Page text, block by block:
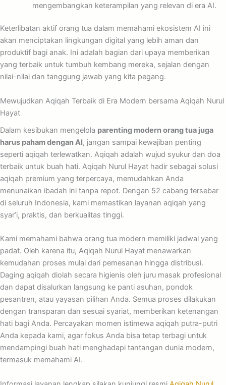
mengembangkan keterampilan yang relevan di era AI.
Keterlibatan aktif orang tua dalam memahami ekosistem AI ini
akan menciptakan lingkungan digital yang lebih aman dan
produktif bagi anak. Ini adalah bagian dari upaya memberikan
yang terbaik untuk tumbuh kembang mereka, sejalan dengan
nilai-nilai dan tanggung jawab yang kita pegang.
Mewujudkan Aqiqah Terbaik di Era Modern bersama Aqiqah Nurul
Hayat
Dalam kesibukan mengelola parenting modern orang tua juga
harus paham dengan AI, jangan sampai kewajiban penting
seperti aqiqah terlewatkan. Aqiqah adalah wujud syukur dan doa
terbaik untuk buah hati. Aqiqah Nurul Hayat hadir sebagai solusi
aqiqah premium yang terpercaya, memudahkan Anda
menunaikan ibadah ini tanpa repot. Dengan 52 cabang tersebar
di seluruh Indonesia, kami memastikan layanan aqiqah yang
syar’i, praktis, dan berkualitas tinggi.
Kami memahami bahwa orang tua modern memiliki jadwal yang
padat. Oleh karena itu, Aqiqah Nurul Hayat menawarkan
kemudahan proses mulai dari pemesanan hingga distribusi.
Daging aqiqah diolah secara higienis oleh juru masak profesional
dan dapat disalurkan langsung ke panti asuhan, pondok
pesantren, atau yayasan pilihan Anda. Semua proses dilakukan
dengan transparan dan sesuai syariat, memberikan ketenangan
hati bagi Anda. Percayakan momen istimewa aqiqah putra-putri
Anda kepada kami, agar fokus Anda bisa tetap terbagi untuk
mendampingi buah hati menghadapi tantangan dunia modern,
termasuk memahami AI.